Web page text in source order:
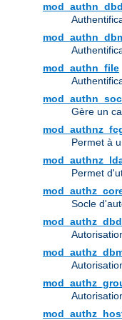
mod_authn_dbd
mod_authn_file
Gère un
Permet à
Permet
Socle
mod_authz_dbd